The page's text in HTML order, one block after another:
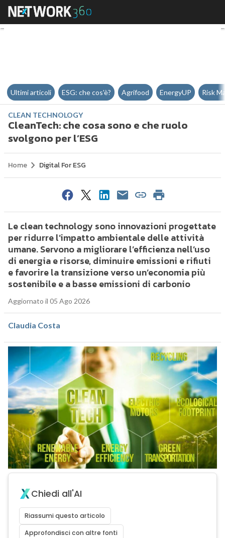
CleanTech: che cosa sono e che
Ultimi articoli ESG: che cos'è? Agrifood EnergyUP Risk
CLEAN TECHNOLOGY
CleanTech: che cosa sono e che ruolo
svolgono per l’ESG
Home Digital For ESG
Le clean technology sono innovazioni progettate
per ridurre l’impatto ambientale delle attività
umane. Servono a migliorare l’efficienza nell’uso
di energia e risorse, diminuire emissioni e rifiuti
e favorire la transizione verso un’economia più
sostenibile e a basse emissioni di carbonio
Aggiornato il 05 Ago 2026
Claudia Costa
Chiedi all'AI
Riassumi questo articolo
Approfondisci con altre fonti